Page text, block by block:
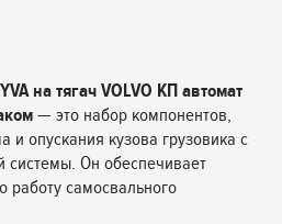
на тягач VOLVO КП автомат
— это набор компонентов,
опускания кузова грузовика с
Он обеспечивает
самосвального